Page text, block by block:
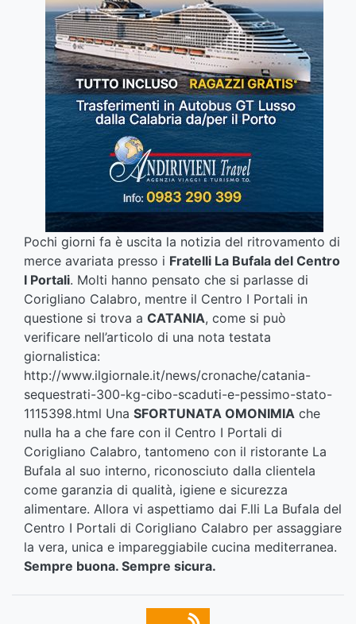
Pochi giorni fa è uscita la notizia del ritrovamento di
merce avariata presso i Fratelli La Bufala del Centro
I Portali. Molti hanno pensato che si parlasse di
Corigliano Calabro, mentre il Centro I Portali in
questione si trova a CATANIA, come si può
verificare nell’articolo di una nota testata
giornalistica:
http://www.ilgiornale.it/news/cronache/catania-
sequestrati-300-kg-cibo-scaduti-e-pessimo-stato-
1115398.html Una SFORTUNATA OMONIMIA che
nulla ha a che fare con il Centro I Portali di
Corigliano Calabro, tantomeno con il ristorante La
Bufala al suo interno, riconosciuto dalla clientela
come garanzia di qualità, igiene e sicurezza
alimentare. Allora vi aspettiamo dai F.lli La Bufala del
Centro I Portali di Corigliano Calabro per assaggiare
la vera, unica e impareggiabile cucina mediterranea.
Sempre buona. Sempre sicura.